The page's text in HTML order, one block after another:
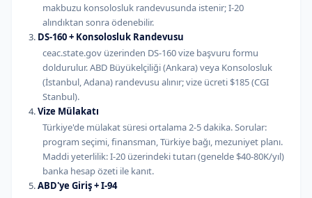
makbuzu konsolosluk randevusunda istenir; I-20
alındıktan sonra ödenebilir.
DS-160 + Konsolosluk Randevusu
ceac.state.gov üzerinden DS-160 vize başvuru formu
doldurulur. ABD Büyükelçiliği (Ankara) veya Konsolosluk
(İstanbul, Adana) randevusu alınır; vize ücreti $185 (CGI
Stanbul).
Vize Mülakatı
Türkiye'de mülakat süresi ortalama 2-5 dakika. Sorular:
program seçimi, finansman, Türkiye bağı, mezuniyet planı.
Maddi yeterlilik: I-20 üzerindeki tutarı (genelde $40-80K/yıl)
banka hesap özeti ile kanıt.
ABD'ye Giriş + I-94